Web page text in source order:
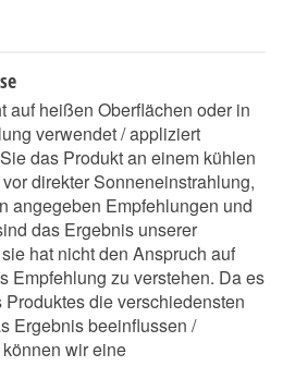
auf heißen Oberflächen oder in
verwendet / appliziert
das Produkt an einem kühlen
direkter Sonneneinstrahlung,
angegeben Empfehlungen und
das Ergebnis unserer
hat nicht den Anspruch auf
Empfehlung zu verstehen. Da es
die verschiedensten
Ergebnis beeinflussen /
wir eine